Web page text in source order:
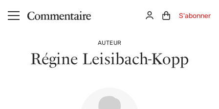
Aller au contenu principal ConnexionPanier (0)
S'abonner
AUTEUR
Régine Leisibach-Kopp